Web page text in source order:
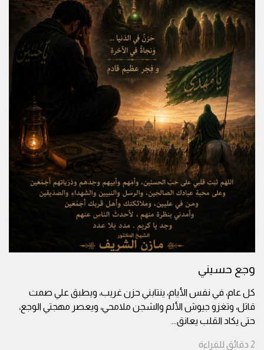
وجع حسيني
كل عام، في نفس الأيام، ينتابني حزن غريب، ويطبق علي صمت
قاتل، وتغزو جيوش الألم والشجن ملامحي، ويعصر مهجتي الوجع،
حتى يكاد القلب يعانق...
2 دقائق للقراءة